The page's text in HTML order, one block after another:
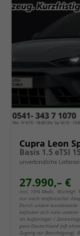
Cupra Leon
unverbindliche
27.990,– €
incl. 19% MwSt.. Wichtig!:
nur nach telefonischer
Durch unsere bundesweite
befinden sich viele unserer
im Außenlager /
ganz Deutschland (oft
Zugang zur Besichtigung).